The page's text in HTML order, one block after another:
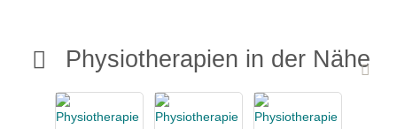
Physiotherapien in der Nähe